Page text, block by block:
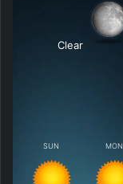
Clear
SUN MON